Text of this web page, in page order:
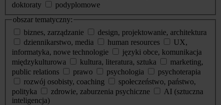
doktoraty
podyplomowe
obszar tematyczny:
biznes, zarządzanie
design, projektowanie, architektura
dziennikarstwo, media
human resources
UX,
informatyka, nowe technologie
języki obce, komunikacja
międzykulturowa
kultura, literatura, sztuka
marketing,
public relations
prawo psychologia
psychoterapia
rozwój osobisty, coaching
społeczeństwo, państwo,
polityka
zdrowie, zaburzenia psychiczne
AI (sztuczna
inteligencja)